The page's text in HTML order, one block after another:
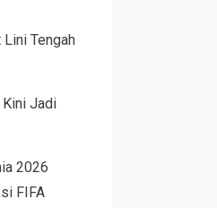
Tengah
Jadi
2026
FIFA